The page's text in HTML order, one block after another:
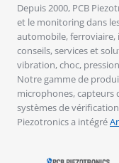
Depuis 2000, PCB
et le monitoring dans
automobile, ferroviaire,
conseils, services et
vibration, choc,
Notre gamme de
microphones, capteurs
systèmes de
Piezotronics a intégré